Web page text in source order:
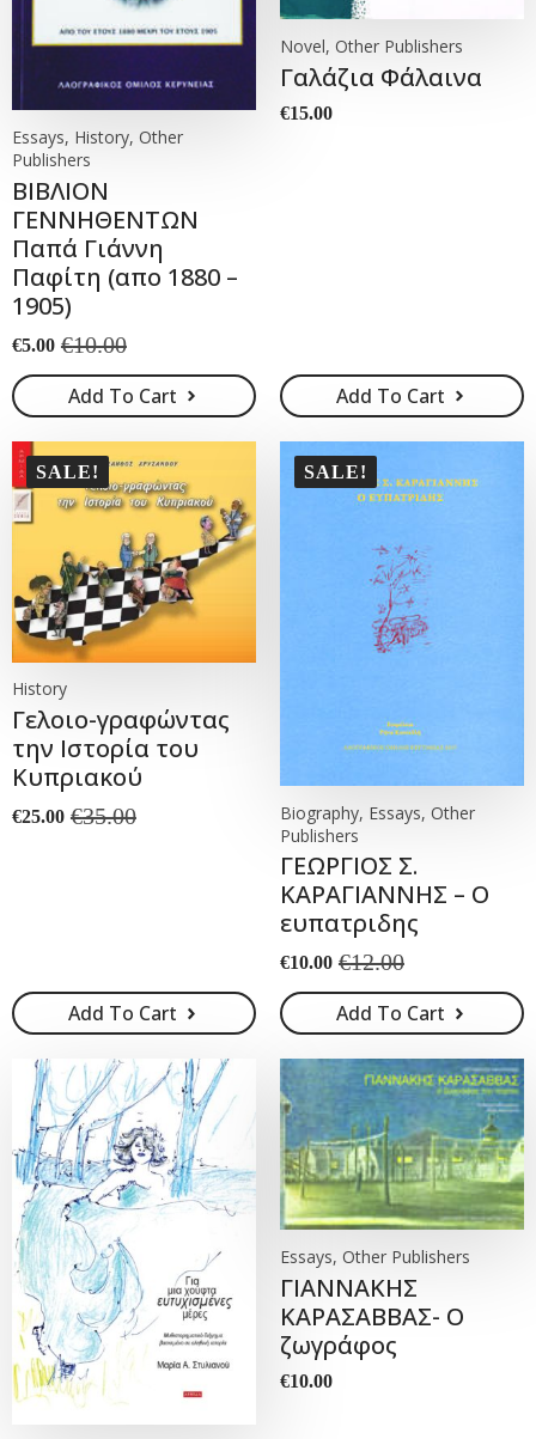
Essays, History, Other
Publishers
ΒΙΒΛΙΟΝ
ΓΕΝΝΗΘΕΝΤΩΝ
Παπά Γιάννη
Παφίτη (απο 1880 –
1905)
€10.00
Original
price
was:
€10.00.
€5.00
Current
price
is:
€5.00.
Add To Cart
Novel, Other Publishers
Γαλάζια Φάλαινα
€15.00
Add To Cart
SALE!
History
Γελοιο-γραφώντας
την Ιστορία του
Κυπριακού
€35.00
Original
€25.00
Current
Add To Cart
SALE!
Biography, Essays, Other
Publishers
ΓΕΩΡΓΙΟΣ Σ.
ΚΑΡΑΓΙΑΝΝΗΣ – Ο
ευπατριδης
€12.00
Original
price
was:
€12.00.
€10.00
Current
price
is:
€10.00.
Add To Cart
Essays, Other Publishers
ΓΙΑΝΝΑΚΗΣ
ΚΑΡΑΣΑΒΒΑΣ- Ο
ζωγράφος
€10.00